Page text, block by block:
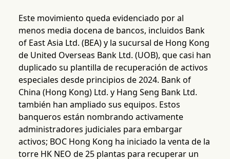
Este movimiento queda evidenciado por al
menos media docena de bancos, incluidos Bank
of East Asia Ltd. (BEA) y la sucursal de Hong Kong
de United Overseas Bank Ltd. (UOB), que casi han
duplicado su plantilla de recuperación de activos
especiales desde principios de 2024. Bank of
China (Hong Kong) Ltd. y Hang Seng Bank Ltd.
también han ampliado sus equipos. Estos
banqueros están nombrando activamente
administradores judiciales para embargar
activos; BOC Hong Kong ha iniciado la venta de la
torre HK NEO de 25 plantas para recuperar un